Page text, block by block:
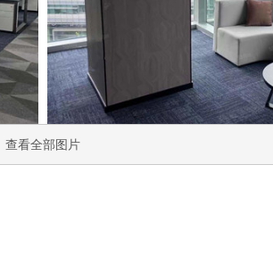
查看全部图片